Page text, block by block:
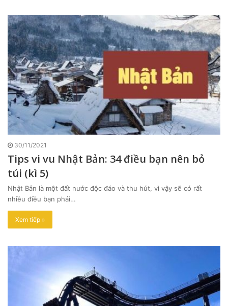
30/11/2021
Tips vi vu Nhật Bản: 34 điều bạn nên bỏ
túi (kì 5)
Nhật Bản là một đất nước độc đáo và thu hút, vì vậy sẽ có rất
nhiều điều bạn phải…
Xem tiếp »